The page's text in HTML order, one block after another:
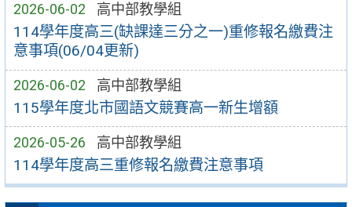
2026-06-02 高中部教學組
114學年度高三(缺課達三分之一)重修報名繳費注
意事項(06/04更新)
2026-06-02 高中部教學組
115學年度北市國語文競賽高一新生增額
2026-05-26 高中部教學組
114學年度高三重修報名繳費注意事項